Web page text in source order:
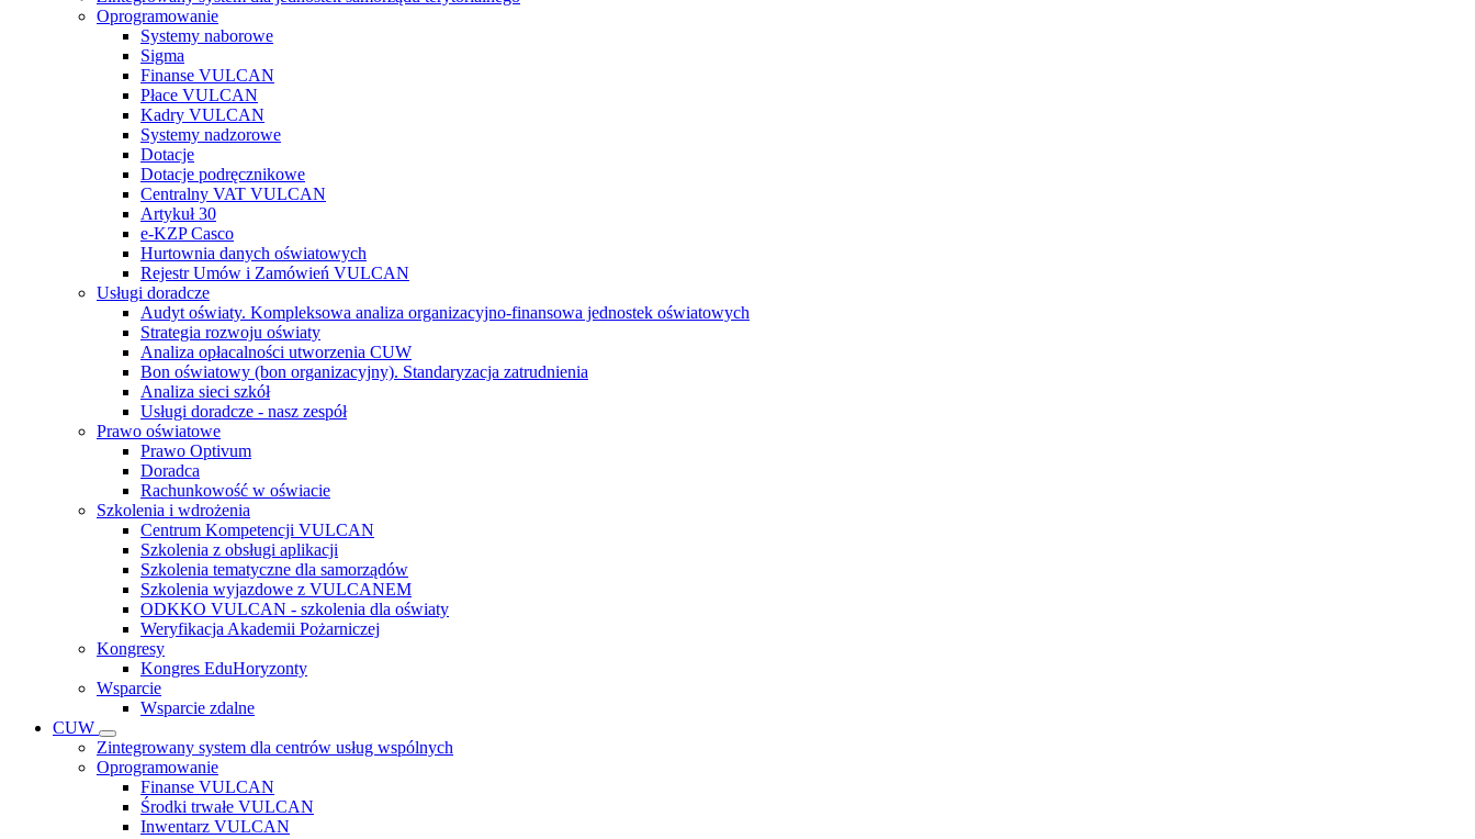
Oprogramowanie
Systemy naborowe
Sigma
Finanse VULCAN
Płace VULCAN
Kadry VULCAN
Systemy nadzorowe
Dotacje
Dotacje podręcznikowe
Centralny VAT VULCAN
Artykuł 30
e-KZP Casco
Hurtownia danych oświatowych
Rejestr Umów i Zamówień VULCAN
Usługi doradcze
Audyt oświaty. Kompleksowa analiza organizacyjno-finansowa jednostek oświatowych
Strategia rozwoju oświaty
Analiza opłacalności utworzenia CUW
Bon oświatowy (bon organizacyjny). Standaryzacja zatrudnienia
Analiza sieci szkół
Usługi doradcze - nasz zespół
Prawo oświatowe
Prawo Optivum
Doradca
Rachunkowość w oświacie
Szkolenia i wdrożenia
Centrum Kompetencji VULCAN
Szkolenia z obsługi aplikacji
Szkolenia tematyczne dla samorządów
Szkolenia wyjazdowe z VULCANEM
ODKKO VULCAN - szkolenia dla oświaty
Weryfikacja Akademii Pożarniczej
Kongresy
Kongres EduHoryzonty
Wsparcie
Wsparcie zdalne
CUW
Zintegrowany system dla centrów usług wspólnych
Oprogramowanie
Finanse VULCAN
Środki trwałe VULCAN
Inwentarz VULCAN